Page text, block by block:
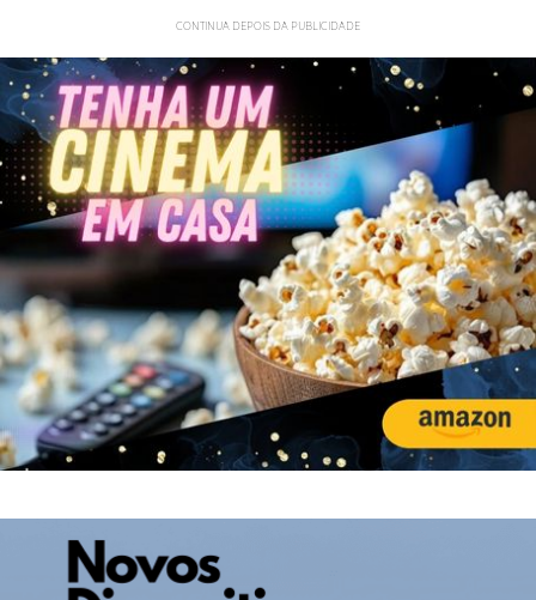
CONTINUA DEPOIS DA PUBLICIDADE